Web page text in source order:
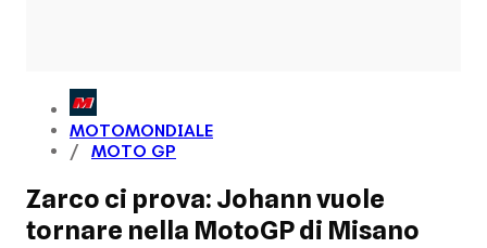
MOTOMONDIALE
MOTO GP
Zarco ci prova: Johann vuole
tornare nella MotoGP di Misano